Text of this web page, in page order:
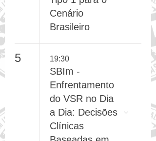
em Diabetes
Tipo 1 para o
19:30
SBIm -
Enfrentamento
do VSR no Dia
a Dia: Decisões